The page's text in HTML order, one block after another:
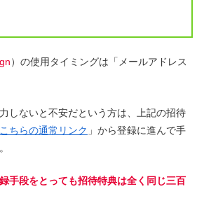
）の使用タイミングは「メールアドレス
しないと不安だという方は、上記の招待
こちらの通常リンク 」から登録に進んで手
手段をとっても招待特典は全く同じ三百